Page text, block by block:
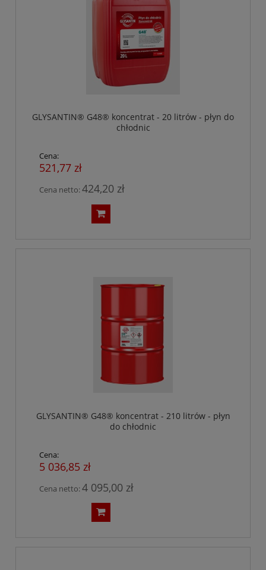
GLYSANTIN® G48® koncentrat - 20 litrów - płyn do
chłodnic
Cena:
521,77 zł
Cena netto:424,20 zł
GLYSANTIN® G48® koncentrat - 210 litrów - płyn
do chłodnic
Cena:
5 036,85 zł
Cena netto:4 095,00 zł